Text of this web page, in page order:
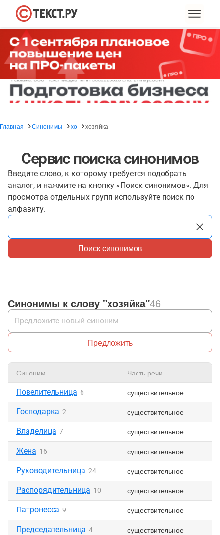
Главная Синонимы хо хозяйка
Сервис поиска синонимов
Введите слово, к которому требуется подобрать
аналог, и нажмите на кнопку «Поиск синонимов». Для
просмотра отдельных групп используйте поиск по
алфавиту.
Поиск синонимов
Синонимы к слову "хозяйка"46
Предложить
Синоним Часть речи
Повелительница 6 существительное
Господарка 2 существительное
Владелица 7 существительное
Жена 16 существительное
Руководительница 24 существительное
Распорядительница 10 существительное
Патронесса 9 существительное
Председательница 4 существительное